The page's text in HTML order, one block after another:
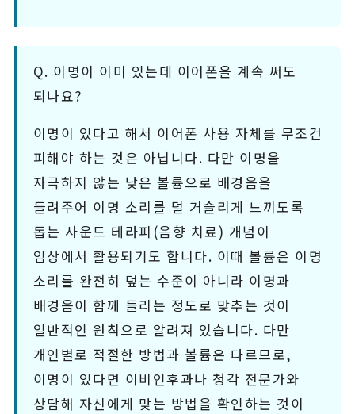
Q. 이명이 이미 있는데 이어폰을 계속 써도
되나요?
이명이 있다고 해서 이어폰 사용 자체를 무조건
피해야 하는 것은 아닙니다. 다만 이명을
자극하지 않는 낮은 볼륨으로 배경음을
들려주어 이명 소리를 덜 거슬리게 느끼도록
돕는 사운드 테라피(음향 치료) 개념이
임상에서 활용되기도 합니다. 이때 볼륨은 이명
소리를 완전히 덮는 수준이 아니라 이명과
배경음이 함께 들리는 정도로 맞추는 것이
일반적인 원칙으로 알려져 있습니다. 다만
개인별로 적절한 방법과 볼륨은 다르므로,
이명이 있다면 이비인후과나 청각 전문가와
상담해 자신에게 맞는 방법을 확인하는 것이